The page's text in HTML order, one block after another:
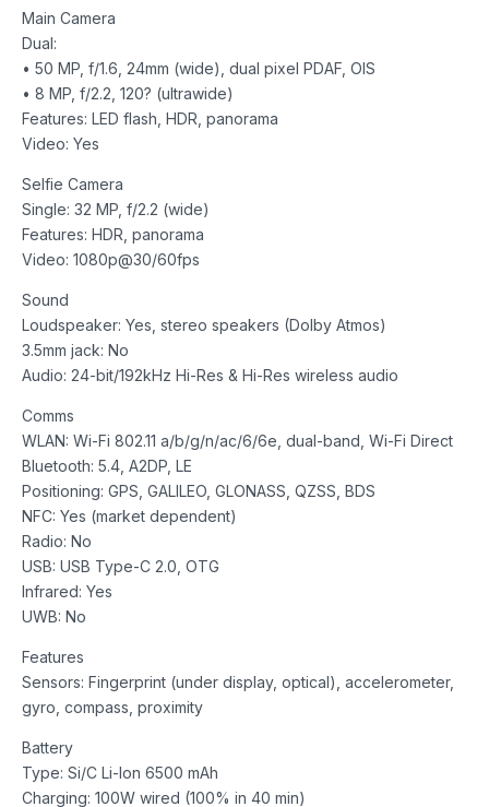
Main Camera
Dual:
• 50 MP, f/1.6, 24mm (wide), dual pixel PDAF, OIS
• 8 MP, f/2.2, 120? (ultrawide)
Features: LED flash, HDR, panorama
Video: Yes
Selfie Camera
Single: 32 MP, f/2.2 (wide)
Features: HDR, panorama
Video: 1080p@30/60fps
Sound
Loudspeaker: Yes, stereo speakers (Dolby Atmos)
3.5mm jack: No
Audio: 24-bit/192kHz Hi-Res & Hi-Res wireless audio
Comms
WLAN: Wi-Fi 802.11 a/b/g/n/ac/6/6e, dual-band, Wi-Fi Direct
Bluetooth: 5.4, A2DP, LE
Positioning: GPS, GALILEO, GLONASS, QZSS, BDS
NFC: Yes (market dependent)
Radio: No
USB: USB Type-C 2.0, OTG
Infrared: Yes
UWB: No
Features
Sensors: Fingerprint (under display, optical), accelerometer,
gyro, compass, proximity
Battery
Type: Si/C Li-Ion 6500 mAh
Charging: 100W wired (100% in 40 min)